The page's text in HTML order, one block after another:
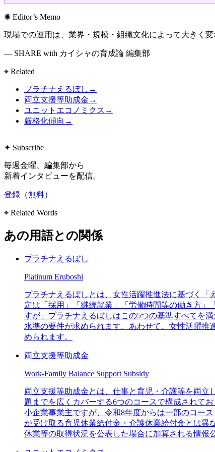
✺ Editor’s Memo
現場での運用は、業界・規模・組織文化によって大きく
— SHARE with カイシャの育成論 編集部
⌖ Related
プラチナえるぼし →
両立支援等助成金 →
ユニットエコノミクス →
厳格化傾向 →
✦ Subscribe
毎週金曜、編集部から
新着インタビューを配信。
登録（無料）
⌖ Related Words
あの用語との関係
プラチナえるぼし
Platinum Eruboshi
プラチナえるぼしとは、女性活躍推進法に基づく
定は「採用」「継続就業」「労働時間等の働き方
すが、プラチナえるぼしはこの5つの基準すべてを
水準の要件が求められます。あわせて、女性活躍
められます。
両立支援等助成金
Work-Family Balance Support Subsidy
両立支援等助成金とは、仕事と育児・介護等を両
題までを広くカバーする6つのコースで構成されて
小企業事業主ですが、令和8年度からは一部のコー
が受け取る育児休業給付金・介護休業給付金とは
休業等の取得状況を公表した場合に加算される情報